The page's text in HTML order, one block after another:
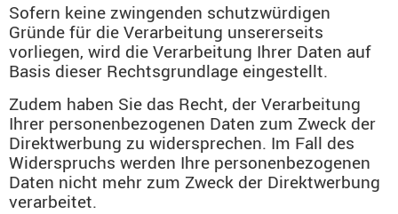
Sofern keine zwingenden schutzwürdigen
Gründe für die Verarbeitung unsererseits
vorliegen, wird die Verarbeitung Ihrer Daten auf
Basis dieser Rechtsgrundlage eingestellt.
Zudem haben Sie das Recht, der Verarbeitung
Ihrer personenbezogenen Daten zum Zweck der
Direktwerbung zu widersprechen. Im Fall des
Widerspruchs werden Ihre personenbezogenen
Daten nicht mehr zum Zweck der Direktwerbung
verarbeitet.